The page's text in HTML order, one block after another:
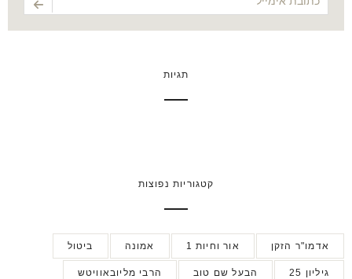
תגיות
קטגוריות נפוצות
אדמו"ר הזקן אור וחיות 1 אמונה ביטול
גיליון 25 הבעל שם טוב הרבי מליובאוויטש